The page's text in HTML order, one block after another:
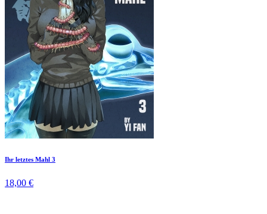
Ihr letztes Mahl 3
18,00 €